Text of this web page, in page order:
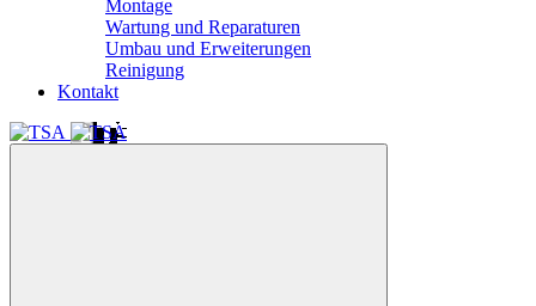
Montage
Wartung und Reparaturen
Umbau und Erweiterungen
Reinigung
Kontakt